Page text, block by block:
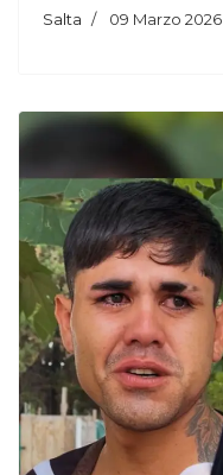
Salta 09 Marzo 2026